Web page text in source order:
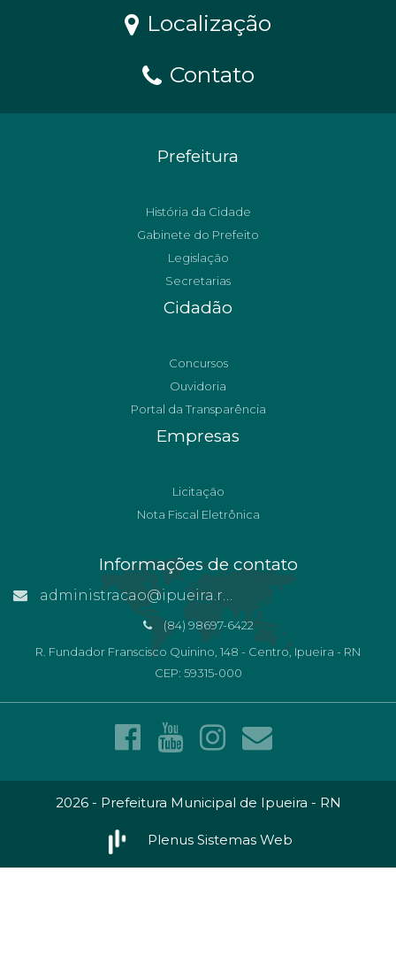
Localização
Contato
Prefeitura
História da Cidade
Gabinete do Prefeito
Legislação
Secretarias
Cidadão
Concursos
Ouvidoria
Portal da Transparência
Empresas
Licitação
Nota Fiscal Eletrônica
Informações de contato
administracao@ipueira.rn.gov.br
(84) 98697-6422
R. Fundador Franscisco Quinino, 148 - Centro, Ipueira - RN
CEP: 59315-000
2026 - Prefeitura Municipal de Ipueira - RN
Plenus Sistemas Web